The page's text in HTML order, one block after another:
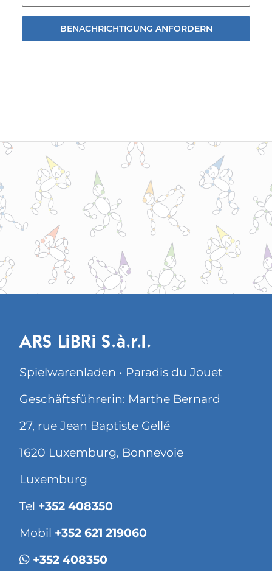
BENACHRICHTIGUNG ANFORDERN
ARS LiBRi S.à.r.l.
Spielwarenladen • Paradis du Jouet
Geschäftsführerin: Marthe Bernard
27, rue Jean Baptiste Gellé
1620 Luxemburg, Bonnevoie
Luxemburg
Tel +352 408350
Mobil +352 621 219060
+352 408350